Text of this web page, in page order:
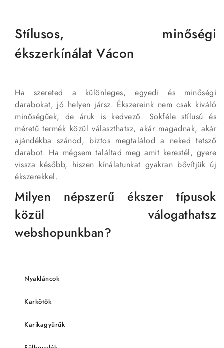
Stílusos, minőségi
ékszerkínálat Vácon
Ha szereted a különleges, egyedi és minőségi
darabokat, jó helyen jársz. Ékszereink nem csak kiváló
minőségűek, de áruk is kedvező. Sokféle stílusú és
méretű termék közül választhatsz, akár magadnak, akár
ajándékba szánod, biztos megtalálod a neked tetsző
darabot. Ha mégsem találtad meg amit kerestél, gyere
vissza később, hiszen kínálatunkat gyakran bővítjük új
ékszerekkel.
Milyen népszerű ékszer típusok
közül válogathatsz
webshopunkban?
Nyakláncok
Karkötők
Karikagyűrűk